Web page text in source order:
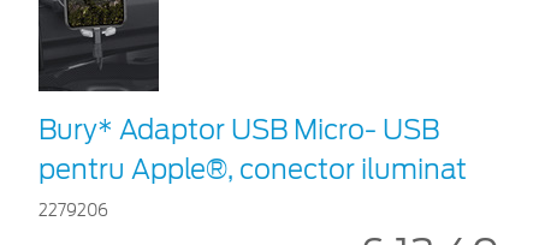
Bury* Adaptor USB Micro- USB
pentru Apple®, conector iluminat
2279206